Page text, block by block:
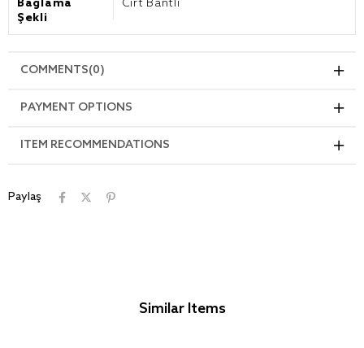
Bağlama
Şekli
Cırt Bantlı
COMMENTS(0)
PAYMENT OPTIONS
ITEM RECOMMENDATIONS
Paylaş
Similar Items